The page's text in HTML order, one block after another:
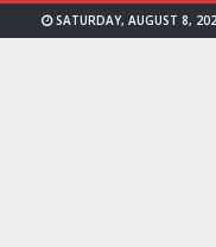
SATURDAY, AUGUST 8,